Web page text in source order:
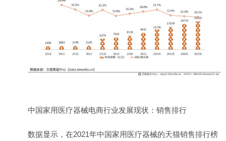
中国家用医疗器械电商行业发展现状：销售排行
数据显示，在2021年中国家用医疗器械的天猫销售排行榜